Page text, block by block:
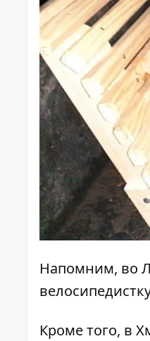
Напомним, во
Кроме того, в